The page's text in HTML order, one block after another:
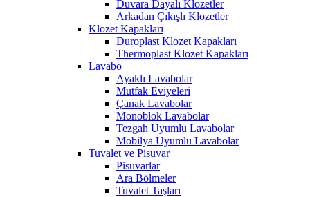
Duvara Dayalı Klozetler
Arkadan Çıkışlı Klozetler
Klozet Kapakları
Duroplast Klozet Kapakları
Thermoplast Klozet Kapakları
Lavabo
Ayaklı Lavabolar
Mutfak Eviyeleri
Çanak Lavabolar
Monoblok Lavabolar
Tezgah Uyumlu Lavabolar
Mobilya Uyumlu Lavabolar
Tuvalet ve Pisuvar
Pisuvarlar
Ara Bölmeler
Tuvalet Taşları